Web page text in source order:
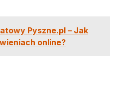
Pyszne.pl – Jak
online?